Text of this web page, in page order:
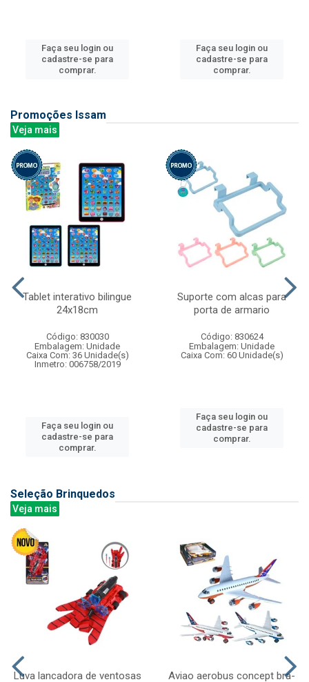
Faça seu login ou
cadastre-se para
comprar.
Faça seu login ou
cadastre-se para
comprar.
Promoções Issam
Veja mais
Tablet interativo bilingue
24x18cm
Código: 830030
Embalagem: Unidade
Caixa Com: 36 Unidade(s)
Inmetro: 006758/2019
Faça seu login ou
cadastre-se para
comprar.
Suporte com alcas para
porta de armario
Código: 830624
Embalagem: Unidade
Caixa Com: 60 Unidade(s)
Faça seu login ou
cadastre-se para
comprar.
Seleção Brinquedos
Veja mais
Luva lancadora de ventosas
Aviao aerobus concept bra-